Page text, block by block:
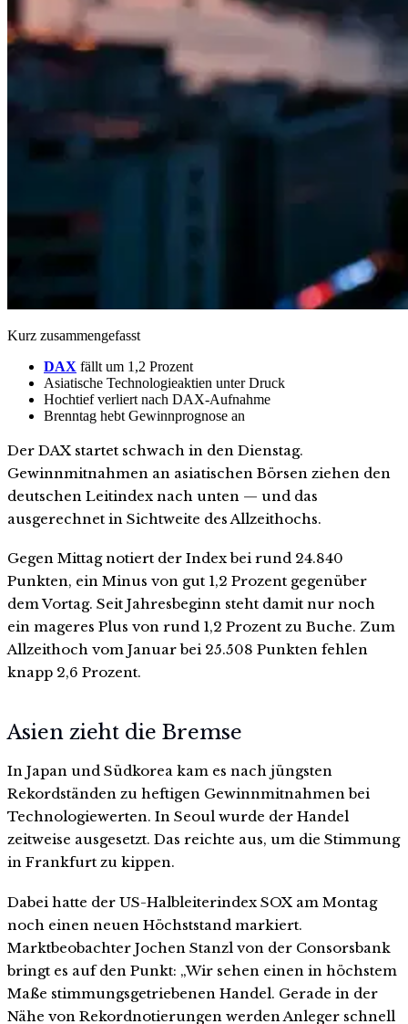
Kurz zusammengefasst
DAX fällt um 1,2 Prozent
Asiatische Technologieaktien unter Druck
Hochtief verliert nach DAX-Aufnahme
Brenntag hebt Gewinnprognose an
Der DAX startet schwach in den Dienstag.
Gewinnmitnahmen an asiatischen Börsen ziehen den
deutschen Leitindex nach unten — und das
ausgerechnet in Sichtweite des Allzeithochs.
Gegen Mittag notiert der Index bei rund 24.840
Punkten, ein Minus von gut 1,2 Prozent gegenüber
dem Vortag. Seit Jahresbeginn steht damit nur noch
ein mageres Plus von rund 1,2 Prozent zu Buche. Zum
Allzeithoch vom Januar bei 25.508 Punkten fehlen
knapp 2,6 Prozent.
Asien zieht die Bremse
In Japan und Südkorea kam es nach jüngsten
Rekordständen zu heftigen Gewinnmitnahmen bei
Technologiewerten. In Seoul wurde der Handel
zeitweise ausgesetzt. Das reichte aus, um die Stimmung
in Frankfurt zu kippen.
Dabei hatte der US-Halbleiterindex SOX am Montag
noch einen neuen Höchststand markiert.
Marktbeobachter Jochen Stanzl von der Consorsbank
bringt es auf den Punkt: „Wir sehen einen in höchstem
Maße stimmungsgetriebenen Handel. Gerade in der
Nähe von Rekordnotierungen werden Anleger schnell